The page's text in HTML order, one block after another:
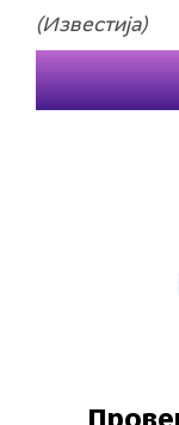
(Известија)